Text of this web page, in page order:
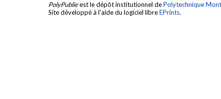
PolyPublieest le dépôt institutionnel dePolytechnique
Site développé à l'aide du logiciel libreEPrints.